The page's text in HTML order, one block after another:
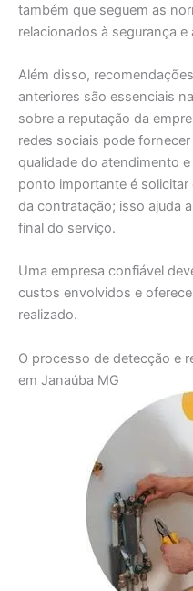
também que seguem as
relacionados à segurança e
Além disso,
anteriores são essenciais
sobre a reputação da
redes sociais pode
qualidade do atendimento
ponto importante é
da contratação; isso ajuda
final do serviço.
Uma empresa confiável
custos envolvidos e
realizado.
O processo de detecção e
em Janaúba MG